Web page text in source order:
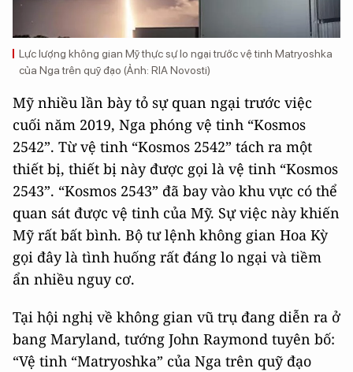
Lực lượng không gian Mỹ thực sự lo ngại trước vệ tinh Matryoshka
của Nga trên quỹ đạo (Ảnh: RIA Novosti)
Mỹ nhiều lần bày tỏ sự quan ngại trước việc
cuối năm 2019, Nga phóng vệ tinh “Kosmos
2542”. Từ vệ tinh “Kosmos 2542” tách ra một
thiết bị, thiết bị này được gọi là vệ tinh “Kosmos
2543”. “Kosmos 2543” đã bay vào khu vực có thể
quan sát được vệ tinh của Mỹ. Sự việc này khiến
Mỹ rất bất bình. Bộ tư lệnh không gian Hoa Kỳ
gọi đây là tình huống rất đáng lo ngại và tiềm
ẩn nhiều nguy cơ.
Tại hội nghị về không gian vũ trụ đang diễn ra ở
bang Maryland, tướng John Raymond tuyên bố:
“Vệ tinh “Matryoshka” của Nga trên quỹ đạo